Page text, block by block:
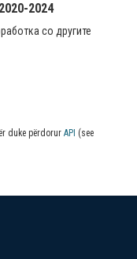
2024
со другите
duke përdorur API (see